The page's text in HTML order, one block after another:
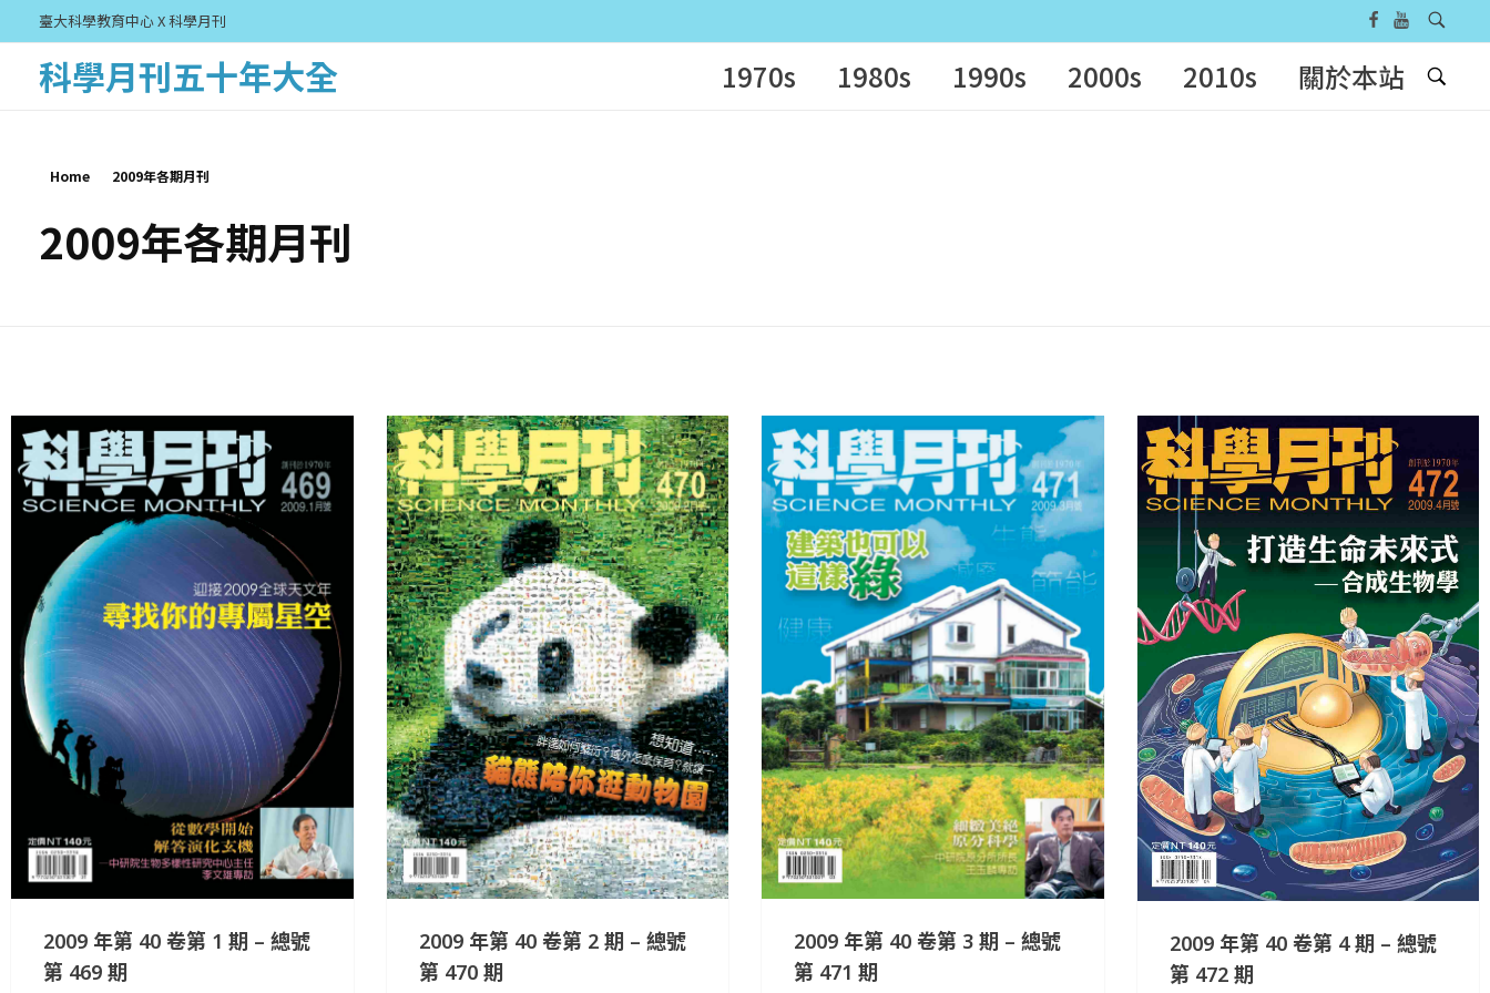
臺大科學教育中心 X 科學月刊
科學月刊五十年大全 1970s 1980s 1990s 2000s 2010s 關於本站
Home 2009年各期月刊
2009年各期月刊
2009 年第 40 卷第 1 期 – 總號
第 469 期
2009 年第 40 卷第 2 期 – 總號
第 470 期
2009 年第 40 卷第 3 期 – 總號
第 471 期
2009 年第 40 卷第 4 期 – 總號
第 472 期